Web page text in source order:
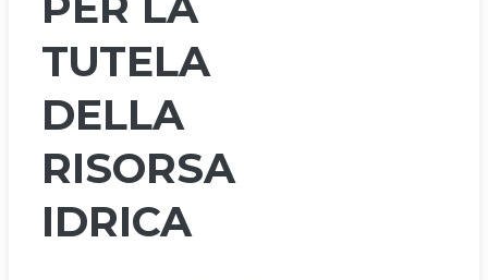
TUTELA
DELLA
RISORSA
IDRICA